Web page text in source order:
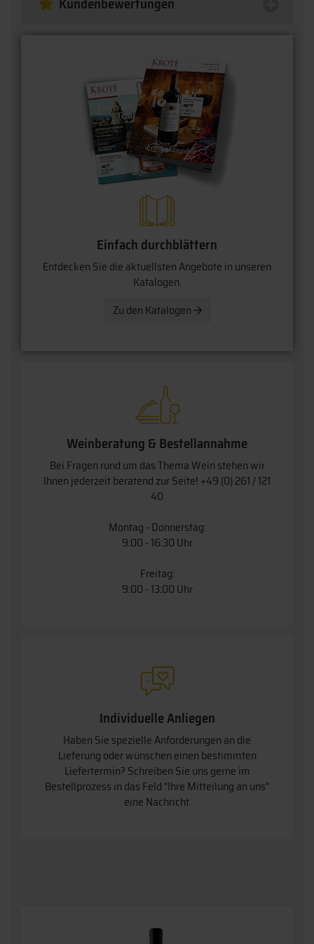
Einfach durchblättern
Entdecken Sie die aktuellsten Angebote in unseren
Katalogen.
Zu den Katalogen
Weinberatung & Bestellannahme
Bei Fragen rund um das Thema Wein stehen wir
Ihnen jederzeit beratend zur Seite! +49 (0) 261 / 121
40
Montag - Donnerstag:
9:00 - 16:30 Uhr
Freitag:
9:00 - 13:00 Uhr
Individuelle Anliegen
Haben Sie spezielle Anforderungen an die
Lieferung oder wünschen einen bestimmten
Liefertermin? Schreiben Sie uns gerne im
Bestellprozess in das Feld "Ihre Mitteilung an uns"
eine Nachricht.